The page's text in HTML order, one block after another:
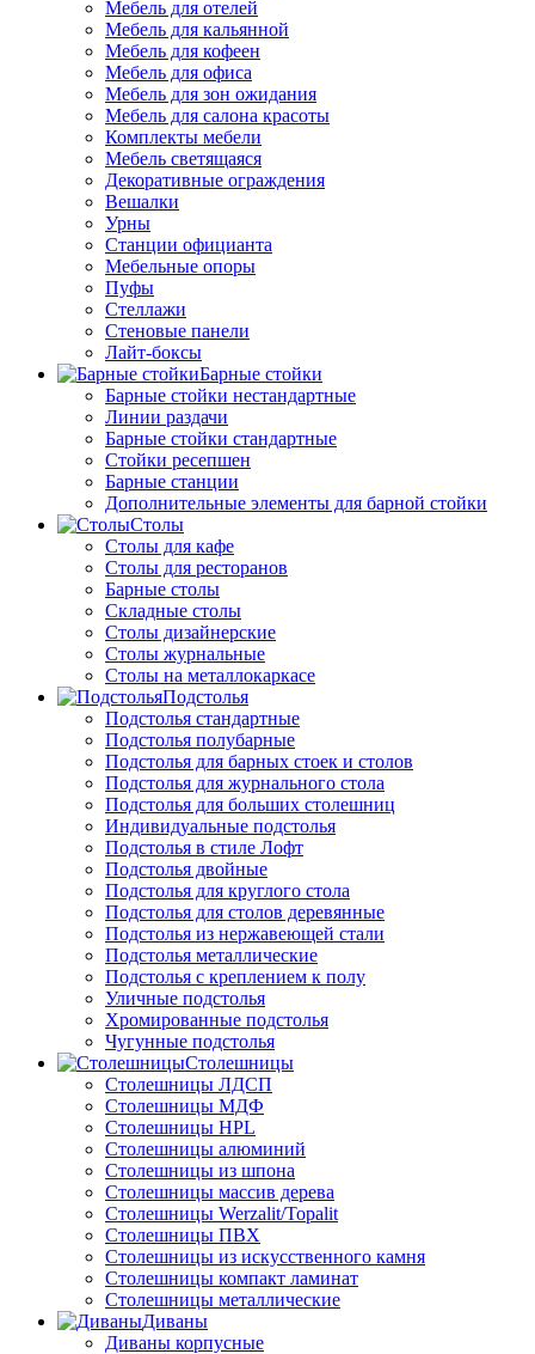
Мебель для отелей
Мебель для кальянной
Мебель для кофеен
Мебель для офиса
Мебель для зон ожидания
Мебель для салона красоты
Комплекты мебели
Мебель светящаяся
Декоративные ограждения
Вешалки
Урны
Станции официанта
Мебельные опоры
Пуфы
Стеллажи
Стеновые панели
Лайт-боксы
Барные стойки
Барные стойки нестандартные
Линии раздачи
Барные стойки стандартные
Стойки ресепшен
Барные станции
Дополнительные элементы для барной стойки
Столы
Столы для кафе
Столы для ресторанов
Барные столы
Складные столы
Столы дизайнерские
Столы журнальные
Столы на металлокаркасе
Подстолья
Подстолья стандартные
Подстолья полубарные
Подстолья для барных стоек и столов
Подстолья для журнального стола
Подстолья для больших столешниц
Индивидуальные подстолья
Подстолья в стиле Лофт
Подстолья двойные
Подстолья для круглого стола
Подстолья для столов деревянные
Подстолья из нержавеющей стали
Подстолья металлические
Подстолья с креплением к полу
Уличные подстолья
Хромированные подстолья
Чугунные подстолья
Столешницы
Столешницы ЛДСП
Столешницы МДФ
Столешницы HPL
Столешницы алюминий
Столешницы из шпона
Столешницы массив дерева
Столешницы Werzalit/Topalit
Столешницы ПВХ
Столешницы из искусственного камня
Столешницы компакт ламинат
Столешницы металлические
Диваны
Диваны корпусные